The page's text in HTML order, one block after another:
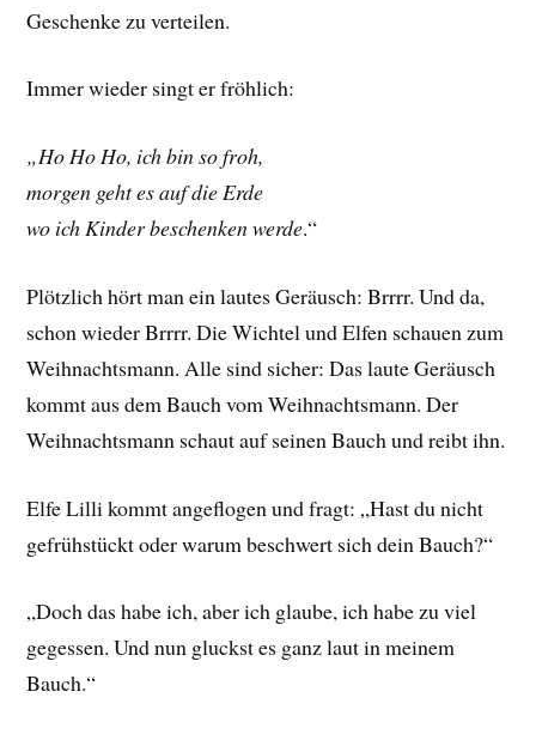
Geschenke zu verteilen.
Immer wieder singt er fröhlich:
„Ho Ho Ho, ich bin so froh,
morgen geht es auf die Erde
wo ich Kinder beschenken werde.“
Plötzlich hört man ein lautes Geräusch: Brrrr. Und da,
schon wieder Brrrr. Die Wichtel und Elfen schauen zum
Weihnachtsmann. Alle sind sicher: Das laute Geräusch
kommt aus dem Bauch vom Weihnachtsmann. Der
Weihnachtsmann schaut auf seinen Bauch und reibt ihn.
Elfe Lilli kommt angeflogen und fragt: „Hast du nicht
gefrühstückt oder warum beschwert sich dein Bauch?“
„Doch das habe ich, aber ich glaube, ich habe zu viel
gegessen. Und nun gluckst es ganz laut in meinem
Bauch.“